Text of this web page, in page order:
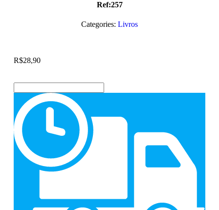
Ref:257
Categories: Livros
R$28,90